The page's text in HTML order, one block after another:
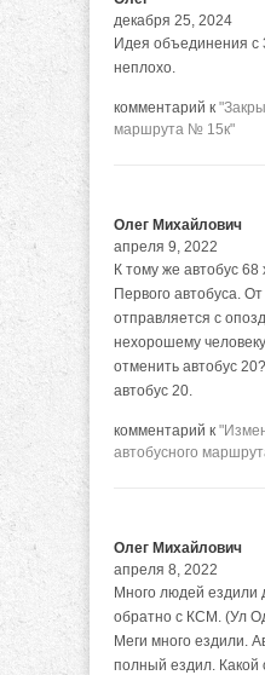
декабря 25, 2024
Идея объединения с
неплохо.
комментарий к
маршрута № 15к"
Олег Михайлович
апреля 9, 2022
К тому же автобус 68
Первого автобуса.
отправляется с
нехорошему
отменить автобус
автобус 20.
комментарий к
автобусного
Олег Михайлович
апреля 8, 2022
Много людей ездили
обратно с КСМ. (Ул
Меги много ездили.
полный ездил. Какой